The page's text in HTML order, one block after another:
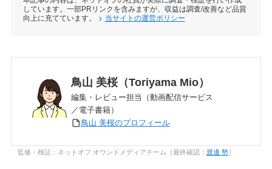
しています。一部PRリンクを含みますが、収益は調査/改善など品質
向上に充てています。
当サイトの運営ポリシー
鳥山 美桜（Toriyama Mio）
編集・レビュー担当（動画配信サービス
／電子書籍）
鳥山 美桜のプロフィール
監修・検証：ネットオフ オウンドメディアチーム［最終確認： 渡邊 勢］